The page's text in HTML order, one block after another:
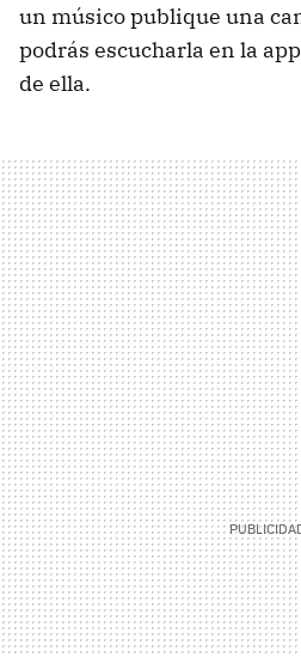
un músico publique una
podrás escucharla en la
de ella.